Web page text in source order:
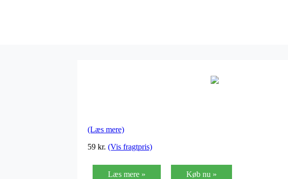
(Læs mere)
59 kr. (Vis fragtpris)
Læs mere » Køb nu »